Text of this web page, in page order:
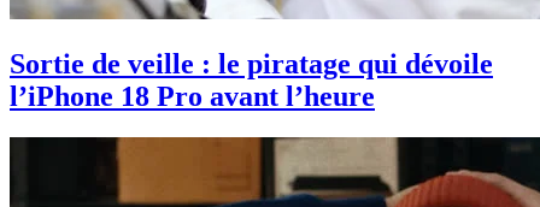
Sortie de veille : le piratage qui dévoile
l’iPhone 18 Pro avant l’heure